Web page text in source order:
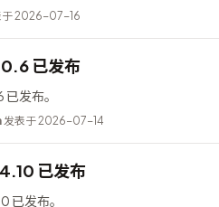
于 2026-07-16
已发布
发布。
发表于 2026-07-14
已发布
已发布。